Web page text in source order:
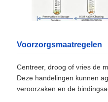
NGS-magnetische
Cell Sorting
Magnetische Parels
Voorzorgsmaatregelen
Centreer, droog of vries de
Deze handelingen kunnen
veroorzaken en de